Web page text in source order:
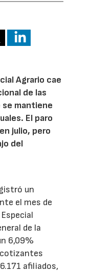
Agrario cae
de las
se mantiene
El paro
julio, pero
del
un
el mes de
de la
6,09%
afiliados,